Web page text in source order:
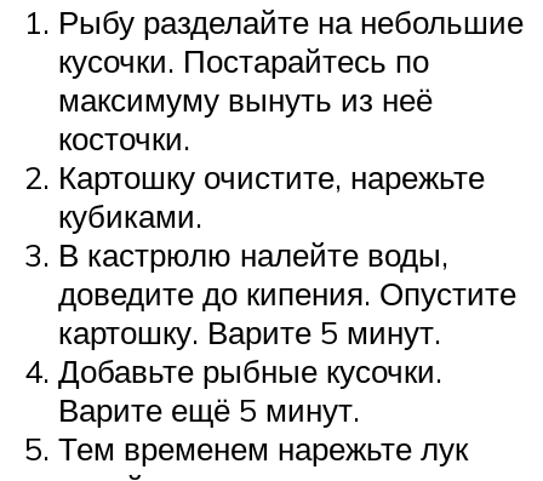
Рыбу разделайте на небольшие
кусочки. Постарайтесь по
максимуму вынуть из неё
косточки.
Картошку очистите, нарежьте
кубиками.
В кастрюлю налейте воды,
доведите до кипения. Опустите
картошку. Варите 5 минут.
Добавьте рыбные кусочки.
Варите ещё 5 минут.
Тем временем нарежьте лук